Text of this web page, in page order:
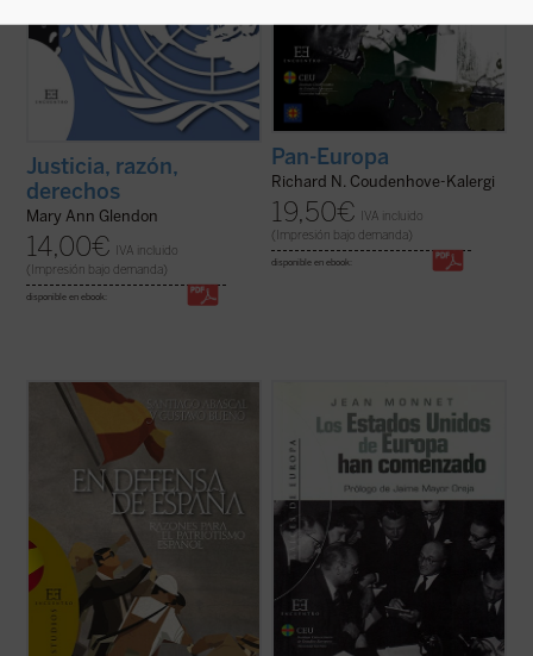
Justicia, razón,
derechos
Mary Ann Glendon
14,00€
IVA incluido
(Impresión bajo demanda)
disponible en ebook:
Pan-Europa
Richard N. Coudenhove-Kalergi
19,50€ IVA incluido
(Impresión bajo demanda)
disponible en ebook:
La Fundación DENAES, para la Defensa de
la Nación española, ha elaborado este texto
institucional en el que cumplidamente
ofrecemos, del modo más abierto pero
también más exhaustivo posible, todo el
bagaje argumental e ideológico que da ...
(ver ficha)
Prólogo de Jaime Mayor Oreja.
A 50 años de la entrada en vigor del
Tratado de Roma y a 25 del Tratado de
Maastricht, se publica por primera vez en
español esta obra de uno de los fundadores
de la Unión Europea, Jean Monet.
(ver ficha)